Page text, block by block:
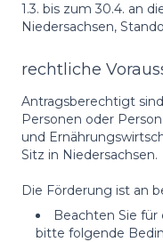
1.3. bis zum 30.4. an
Niedersachsen,
rechtliche
Antragsberechtigt
Personen oder
und
Sitz in Niedersachsen.
Die Förderung ist an
Beachten Sie
bitte folgende